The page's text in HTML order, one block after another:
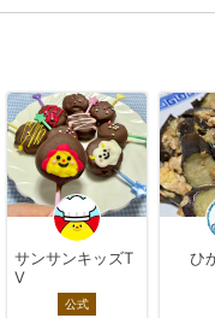
サンサンキッズT
V
公式
ひ